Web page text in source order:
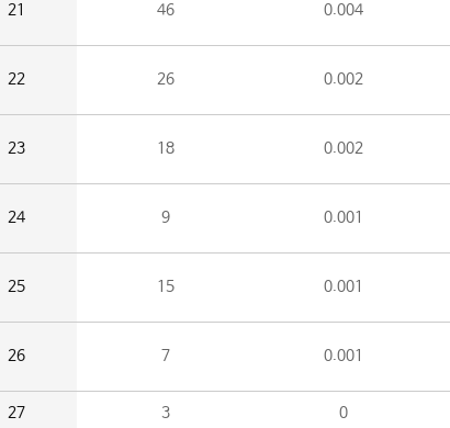
21 46 0.004
22 26 0.002
23 18 0.002
24 9 0.001
25 15 0.001
26 7 0.001
27 3 0